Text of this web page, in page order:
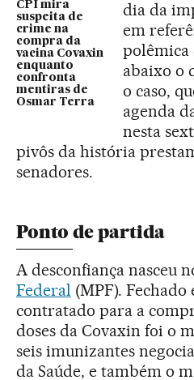
CPI mira
suspeita de
crime na
compra da
vacina Covaxin
enquanto
confronta
mentiras de
Osmar Terra
dia da
em
polêmica
abaixo o
o caso,
agenda
nesta
pivôs da história
senadores.
Ponto de partida
A desconfiança nasceu
Federal (MPF).
contratado para a
doses da Covaxin foi o
seis imunizantes
da Saúde, e também o